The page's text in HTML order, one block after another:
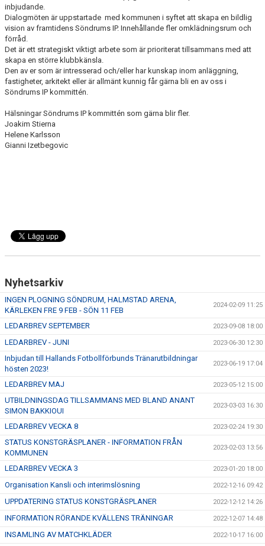
inbjudande.
Dialogmöten är uppstartade med kommunen i syftet att skapa en bildlig
vision av framtidens Söndrums IP. Innehållande fler omklädningsrum och
förråd.
Det är ett strategiskt viktigt arbete som är prioriterat tillsammans med att
skapa en större klubbkänsla.
Den av er som är intresserad och/eller har kunskap inom anläggning,
fastigheter, arkitekt eller är allmänt kunnig får gärna bli en av oss i
Söndrums IP kommittén.
Hälsningar Söndrums IP kommittén som gärna blir fler.
Joakim Stierna
Helene Karlsson
Gianni Izetbegovic
Nyhetsarkiv
INGEN PLOGNING SÖNDRUM, HALMSTAD ARENA,
KÄRLEKEN FRE 9 FEB - SÖN 11 FEB
2024-02-09 11:25
LEDARBREV SEPTEMBER 2023-09-08 18:00
LEDARBREV - JUNI 2023-06-30 12:30
Inbjudan till Hallands Fotbollförbunds Tränarutbildningar
hösten 2023!
2023-06-19 17:04
LEDARBREV MAJ 2023-05-12 15:00
UTBILDNINGSDAG TILLSAMMANS MED BLAND ANANT
SIMON BAKKIOUI
2023-03-03 16:30
LEDARBREV VECKA 8 2023-02-24 19:30
STATUS KONSTGRÄSPLANER - INFORMATION FRÅN
KOMMUNEN
2023-02-03 13:56
LEDARBREV VECKA 3 2023-01-20 18:00
Organisation Kansli och interimslösning 2022-12-16 09:42
UPPDATERING STATUS KONSTGRÄSPLANER 2022-12-12 14:26
INFORMATION RÖRANDE KVÄLLENS TRÄNINGAR 2022-12-07 14:48
INSAMLING AV MATCHKLÄDER 2022-10-17 16:00